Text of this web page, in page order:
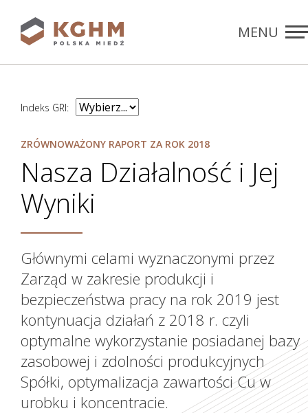
Rozdziały
Grupa KGHM i Nasze
Otoczenie
MENU
Indeks GRI:
ZRÓWNOWAŻONY RAPORT ZA ROK 2018
Nasza Działalność i Jej
Wyniki
Głównymi celami wyznaczonymi przez
Zarząd w zakresie produkcji i
bezpieczeństwa pracy na rok 2019 jest
kontynuacja działań z 2018 r. czyli
optymalne wykorzystanie posiadanej bazy
zasobowej i zdolności produkcyjnych
Spółki, optymalizacja zawartości Cu w
urobku i koncentracie.